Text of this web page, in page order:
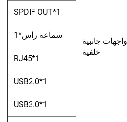
واجهات جانبية
خلفية
SPDIF OUT*1
سماعة رأس*1
RJ45*1
USB2.0*1
USB3.0*1